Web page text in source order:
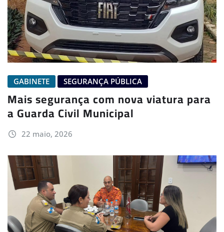
GABINETE SEGURANÇA PÚBLICA
Mais segurança com nova viatura para
a Guarda Civil Municipal
22 maio, 2026